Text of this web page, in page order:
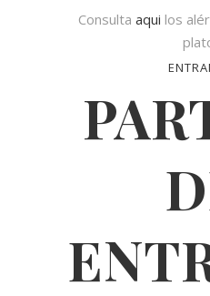
Consulta aqui los